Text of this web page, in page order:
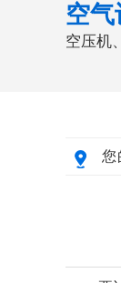
空
空压机
您